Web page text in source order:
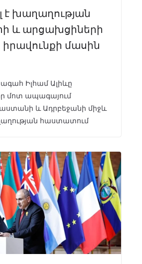
է խաղաղության
և արցախցիների
մասին
Իլհամ Ալիևը
մոտ ապագայում
և Ադրբեջանի միջև
հաստատում